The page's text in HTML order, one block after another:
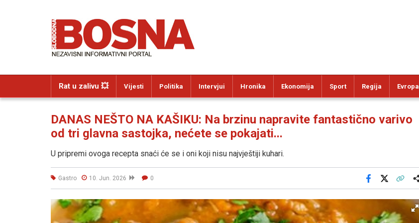
Rat u zalivu 💥 Vijesti Politika Intervjui Hronika Ekonomija Sport Regija Evropa
DANAS NEŠTO NA KAŠIKU: Na brzinu napravite fantastično varivo
od tri glavna sastojka, nećete se pokajati...
U pripremi ovoga recepta snaći će se i oni koji nisu najvještiji kuhari.
Gastro 10. Jun. 2026 0
Facebook